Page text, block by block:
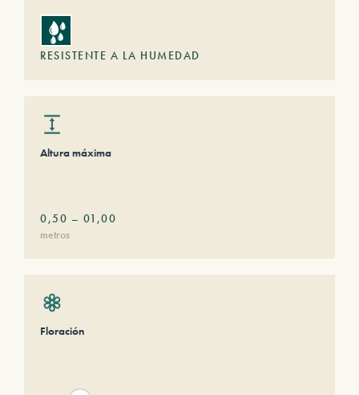
RESISTENTE A LA HUMEDAD
Altura máxima
0,50 – 01,00
metros
Floración